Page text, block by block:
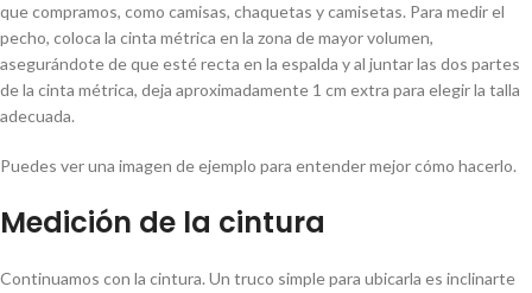
que compramos, como camisas, chaquetas y camisetas. Para medir el
pecho, coloca la cinta métrica en la zona de mayor volumen,
asegurándote de que esté recta en la espalda y al juntar las dos partes
de la cinta métrica, deja aproximadamente 1 cm extra para elegir la talla
adecuada.
Puedes ver una imagen de ejemplo para entender mejor cómo hacerlo.
Medición de la cintura
Continuamos con la cintura. Un truco simple para ubicarla es inclinarte